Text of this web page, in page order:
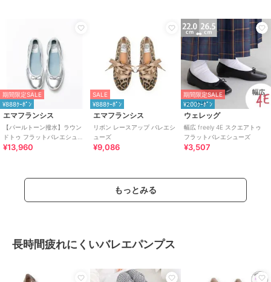
期間限定SALE
¥888ｸｰﾎﾟﾝ
エマフランシス
【パールトーン撥水】ラウン
ドトゥ フラットバレエシュー
ズ
¥13,960
SALE
¥888ｸｰﾎﾟﾝ
エマフランシス
リボン レースアップ バレエシ
ューズ
¥9,086
期間限定SALE
¥200ｸｰﾎﾟﾝ
ウェレッグ
幅広 freely 4E スクエアトゥ
フラットバレエシューズ
¥3,507
もっとみる
長時間疲れにくいバレエパンプス